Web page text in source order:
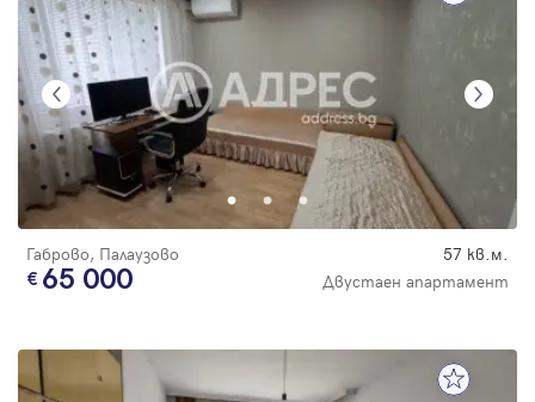
Габрово, Палаузово 57 кв.м.
65 000 Двустаен апартамент